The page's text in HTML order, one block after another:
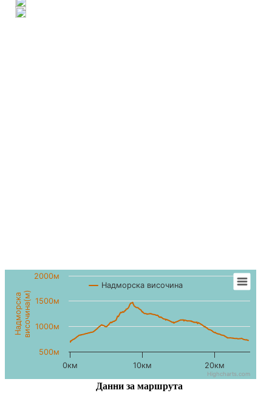
Надморскависочина(м)
Надморска височина
0км 10км 20км
500м
1000м
1500м
2000м
Highcharts.com
Данни за маршрута